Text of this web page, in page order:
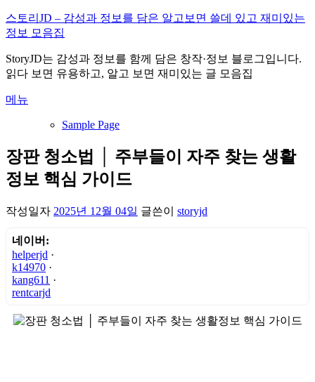
내
용
로
바
가
스토리JD – 감성과 정보를 담은 알고보면 쓸데 있고 재미있는
정보 모음집
StoryJD는 감성과 정보를 함께 담은 창작·정보 블로그입니다.
읽다 보면 유용하고, 알고 보면 재미있는 글 모음집
메뉴
Sample Page
장판 청소법 │ 주부들이 자주 찾는 생활
정보 핵심 가이드
작성일자 2025년 12월 04일 글쓴이 storyjd
네이버:
helperjd ·
k14970 ·
kang611 ·
rentcarjd